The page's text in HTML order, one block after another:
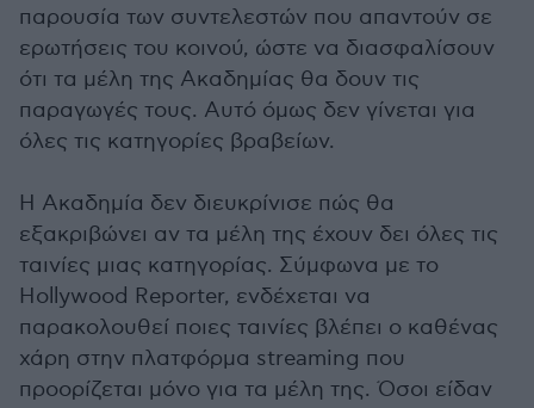
παρουσία των συντελεστών που απαντούν σε
ερωτήσεις του κοινού, ώστε να διασφαλίσουν
ότι τα μέλη της Ακαδημίας θα δουν τις
παραγωγές τους. Αυτό όμως δεν γίνεται για
όλες τις κατηγορίες βραβείων.
Η Ακαδημία δεν διευκρίνισε πώς θα
εξακριβώνει αν τα μέλη της έχουν δει όλες τις
ταινίες μιας κατηγορίας. Σύμφωνα με το
Hollywood Reporter, ενδέχεται να
παρακολουθεί ποιες ταινίες βλέπει ο καθένας
χάρη στην πλατφόρμα streaming που
προορίζεται μόνο για τα μέλη της. Όσοι είδαν